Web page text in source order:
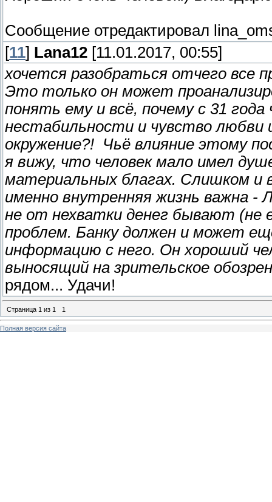
Сообщение отредактировал
[11] Lana12 [11.01.2017, 00:55]
хочется разобраться отчего все
Это только он может
понять ему и всё, почему с 31
нестабильности и чувство любви
окружение?! Чьё влияние этому
я вижу, что человек мало имел
материальных благах. Слишком и
именно внутренняя жизнь важна -
не от нехватки денег бывают (не
проблем. Банку должен и может
информацию с него. Он хороший
выносящий на зрительское
рядом... Удачи!
Страница 1 из 1 1
Полная версия сайта